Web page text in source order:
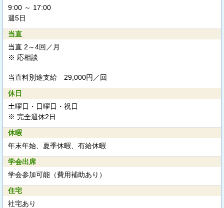
9:00 ～ 17:00
週5日
当直
当直 2～4回／月
※ 応相談
当直料別途支給
29,000円／回
休日
土曜日・日曜日・祝日
※ 完全週休2日
休暇
年末年始、夏季休暇、有給休暇
学会出席
学会参加可能（費用補助あり）
住宅
社宅あり